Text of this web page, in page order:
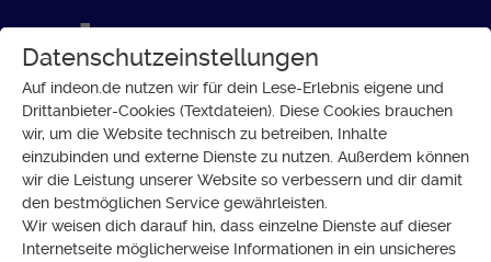
GLAUBE
Tiere im Christentum: Ein
falsches Bild?
Datenschutzeinstellungen
Auf indeon.de nutzen wir für dein Lese-Erlebnis eigene und
Drittanbieter-Cookies (Textdateien). Diese Cookies brauchen
wir, um die Website technisch zu betreiben, Inhalte
einzubinden und externe Dienste zu nutzen. Außerdem können
wir die Leistung unserer Website so verbessern und dir damit
den bestmöglichen Service gewährleisten.
Wir weisen dich darauf hin, dass einzelne Dienste auf dieser
Internetseite möglicherweise Informationen in ein unsicheres